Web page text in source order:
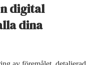
digital
dina